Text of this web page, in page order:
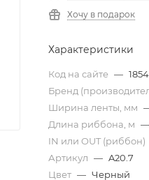
Хочу в подарок
Характеристики
Код на сайте —
Бренд
Ширина ленты, мм
Длина риббона, м —
IN или OUT (риббон)
Артикул — A20.7
Цвет — Черный